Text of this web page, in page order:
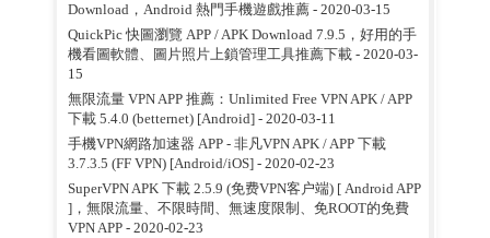
Download，Android 熱門手機遊戲推薦- 2020-03-15
QuickPic 快圖瀏覽 APP / APK Download 7.9.5，好用的手
機看圖軟體、圖片照片上鎖管理工具推薦下載- 2020-03-
15
無限流量 VPN APP 推薦：Unlimited Free VPN APK / APP
下載 5.4.0 (betternet) [Android]- 2020-03-11
手機VPN網路加速器 APP - 非凡VPN APK / APP 下載
3.7.3.5 (FF VPN) [Android/iOS]- 2020-02-23
SuperVPN APK 下載 2.5.9 (免费VPN客户端) [ Android APP
]，無限流量、不限時間、無速度限制、免ROOT的免費
VPN APP- 2020-02-23